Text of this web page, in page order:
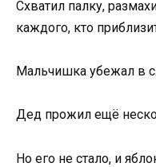
Схватил палку,
каждого, кто
Мальчишка убежал в
Дед прожил ещё
Но его не стало, и